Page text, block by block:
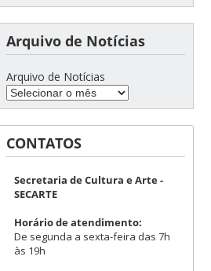
Arquivo de Notícias
Arquivo de Notícias
CONTATOS
Secretaria de Cultura e Arte -
SECARTE
Horário de atendimento:
De segunda a sexta-feira das 7h
às 19h